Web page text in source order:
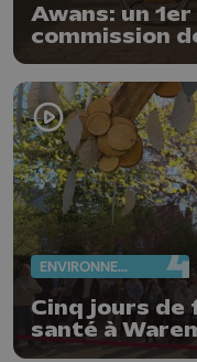
Awans: un
commission
situation de
ENVIRONNEMENT
Cinq jours
santé à